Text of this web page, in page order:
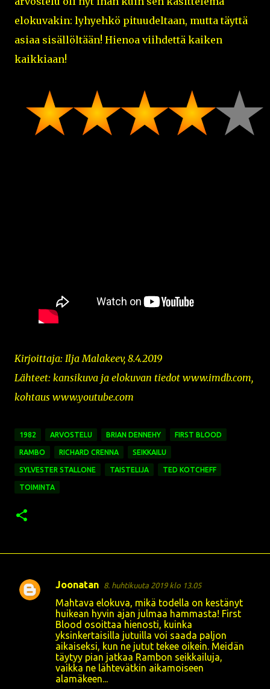
elokuvakin: lyhyehkö pituudeltaan, mutta täyttä
asiaa sisällöltään! Hienoa viihdettä kaiken
kaikkiaan!
Kirjoittaja: Ilja Malakeev, 8.4.2019
Lähteet: kansikuva ja elokuvan tiedot www.imdb.com,
kohtaus www.youtube.com
1982 ARVOSTELU BRIAN DENNEHY FIRST BLOOD
RAMBO RICHARD CRENNA SEIKKAILU
SYLVESTER STALLONE TAISTELIJA TED KOTCHEFF
TOIMINTA
K
Joonatan 8. huhtikuuta 2019 klo 13.05
Mahtava elokuva, mikä todella on kestänyt
huikean hyvin ajan julmaa hammasta! First
Blood osoittaa hienosti, kuinka
yksinkertaisilla jutuilla voi saada paljon
aikaiseksi, kun ne jutut tekee oikein. Meidän
täytyy pian jatkaa Rambon seikkailuja,
vaikka ne lähtevätkin aikamoiseen
alamäkeen...